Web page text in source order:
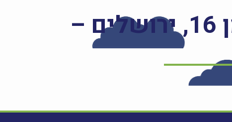
דירת 4 חד' ברחוב פרופסור יעקב נאמן 16, ירושלים –